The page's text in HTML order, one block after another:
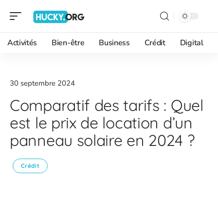
Activités Bien-être Business Crédit Digital
30 septembre 2024
Comparatif des tarifs : Quel
est le prix de location d’un
panneau solaire en 2024 ?
Crédit